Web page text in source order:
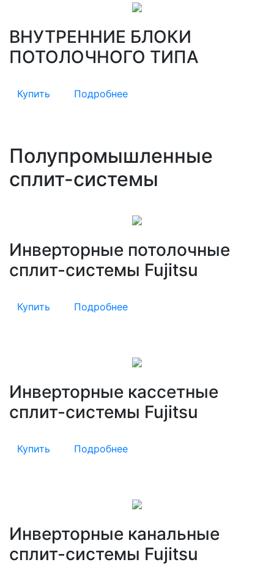
ВНУТРЕННИЕ БЛОКИ
ПОТОЛОЧНОГО ТИПА
Купить Подробнее
Полупромышленные
сплит-системы
Инверторные потолочные
сплит-системы Fujitsu
Купить Подробнее
Инверторные кассетные
сплит-системы Fujitsu
Купить Подробнее
Инверторные канальные
сплит-системы Fujitsu